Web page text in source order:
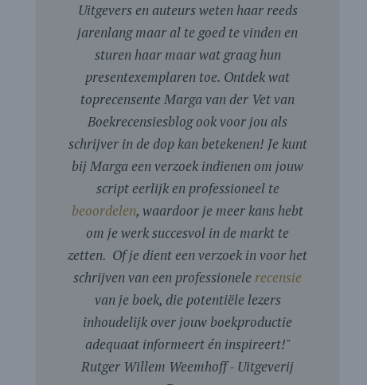
Uitgevers en auteurs weten haar reeds
jarenlang maar al te goed te vinden en
sturen haar maar wat graag hun
presentexemplaren toe. Ontdek wat
toprecensente Marga van der Vet van
Boekrecensiesblog ook voor jou als
schrijver in de dop kan betekenen! Je kunt
bij Marga een verzoek indienen om jouw
script eerlijk en professioneel te
beoordelen, waardoor je meer kans hebt
om je werk succesvol in de markt te
zetten. Of je dient een verzoek in voor het
schrijven van een professionele recensie
van je boek, die potentiële lezers
inhoudelijk over jouw boekproductie
adequaat informeert én inspireert!"
Rutger Willem Weemhoff - Uitgeverij